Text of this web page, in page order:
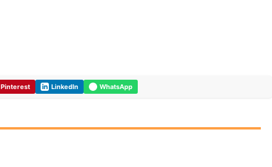
Pinterest LinkedIn WhatsApp